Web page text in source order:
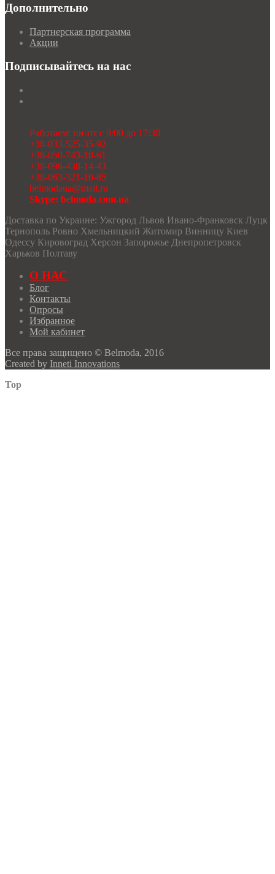
Дополнительно
Партнерская программа
Акции
Подписывайтесь на нас
Работаем: пн-пт с 9:00 до 17:30
+38-033-525-35-92
+38-050-743-10-61
+38-096-438-14-43
+38-063-321-10-85
belmodaua@mail.ru
Skype: belmoda.com.ua
Доставка по Украине: Ужгород Львов Ивано-Франковск Луцк
Тернополь Ровно Хмельницкий Житомир Винницу Киев
Одессу Кировоград Херсон Запорожье Днепропетровск
Харьков Полтаву
О НАС
Блог
Контакты
Опросы
Избранное
Мой кабинет
Все права защищено © Belmoda, 2016
Created by Inneti Innovations
Top